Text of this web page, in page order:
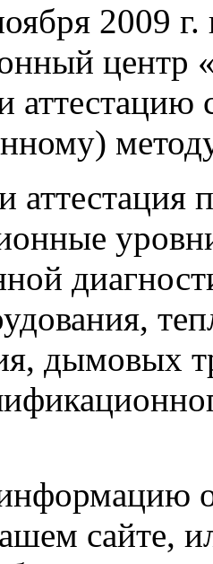
2009 г.
центр
аттестацию
аттестация
дымовых
сайте,